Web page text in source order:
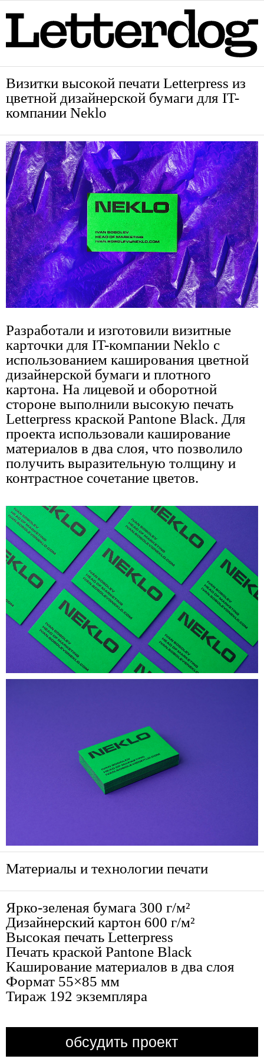
Визитки высокой печати Letterpress из
цветной дизайнерской бумаги для IT-
компании Neklo
Разработали и изготовили визитные
карточки для IT-компании Neklo с
использованием каширования цветной
дизайнерской бумаги и плотного
картона. На лицевой и оборотной
стороне выполнили высокую печать
Letterpress краской Pantone Black. Для
проекта использовали каширование
материалов в два слоя, что позволило
получить выразительную толщину и
контрастное сочетание цветов.
Материалы и технологии печати
Ярко-зеленая бумага 300 г/м²
Дизайнерский картон 600 г/м²
Высокая печать Letterpress
Печать краской Pantone Black
Каширование материалов в два слоя
Формат 55×85 мм
Тираж 192 экземпляра
обсудить проект